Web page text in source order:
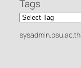
Tags
sysadmin.psu.ac.th